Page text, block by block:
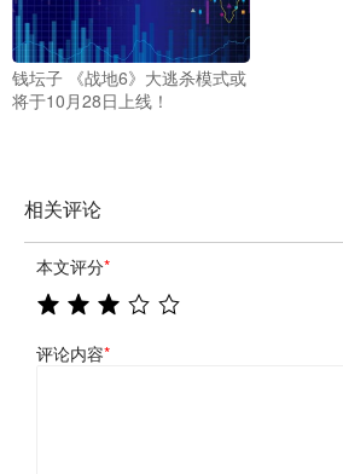
钱坛子 《战地6》大逃杀模式或
将于10月28日上线！
相关评论
本文评分*
评论内容*